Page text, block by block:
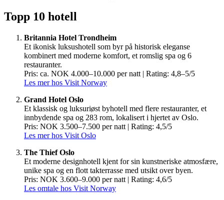
Topp 10 hotell
Britannia Hotel Trondheim
Et ikonisk luksushotell som byr på historisk eleganse
kombinert med moderne komfort, et romslig spa og 6
restauranter.
Pris: ca. NOK 4.000–10.000 per natt | Rating: 4,8–5/5
Les mer hos Visit Norway
Grand Hotel Oslo
Et klassisk og luksuriøst byhotell med flere restauranter, et
innbydende spa og 283 rom, lokalisert i hjertet av Oslo.
Pris: NOK 3.500–7.500 per natt | Rating: 4,5/5
Les mer hos Visit Oslo
The Thief Oslo
Et moderne designhotell kjent for sin kunstneriske atmosfære,
unike spa og en flott takterrasse med utsikt over byen.
Pris: NOK 3.600–9.000 per natt | Rating: 4,6/5
Les omtale hos Visit Norway